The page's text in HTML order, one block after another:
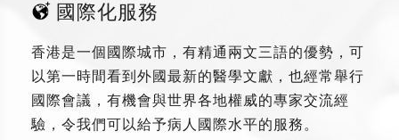
國際化服務
香港是一個國際城市，有精通兩文三語的優勢，可
以第一時間看到外國最新的醫學文獻，也經常舉行
國際會議，有機會與世界各地權威的專家交流經
驗，令我們可以給予病人國際水平的服務。